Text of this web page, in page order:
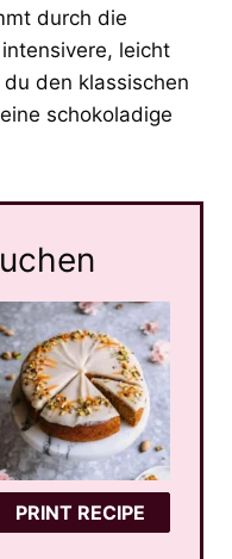
durch die
leicht
den klassischen
schokoladige
PRINT RECIPE